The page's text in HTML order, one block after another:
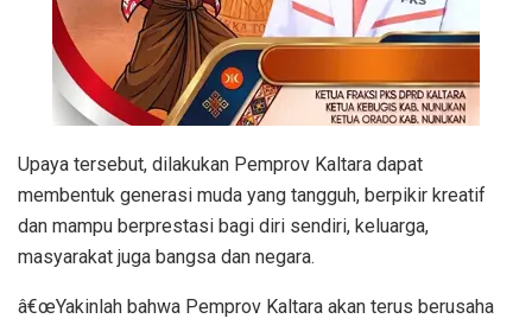
Upaya tersebut, dilakukan Pemprov Kaltara dapat
membentuk generasi muda yang tangguh, berpikir kreatif
dan mampu berprestasi bagi diri sendiri, keluarga,
masyarakat juga bangsa dan negara.
â€œYakinlah bahwa Pemprov Kaltara akan terus berusaha